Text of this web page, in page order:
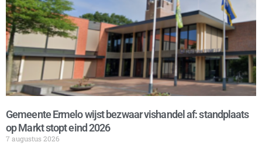
Gemeente Ermelo wijst bezwaar vishandel af: standplaats
op Markt stopt eind 2026
7 augustus 2026